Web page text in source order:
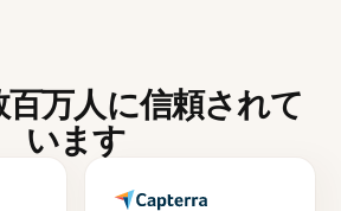
万人に信頼されて
います